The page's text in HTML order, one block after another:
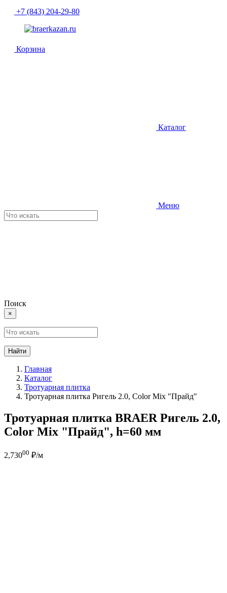
+7 (843) 204-29-80
Корзина
Каталог
Меню
Поиск
×
Найти
Главная
Каталог
Тротуарная плитка
Тротуарная плитка Ригель 2.0, Color Mix "Прайд"
Тротуарная плитка BRAER Ригель 2.0,
Color Mix "Прайд", h=60 мм
2,73000 ₽/м